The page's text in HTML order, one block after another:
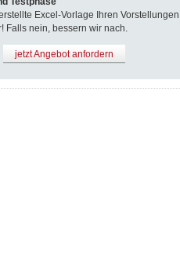
Excel-Vorlage Ihren
Falls nein, bessern wir nach.
jetzt Angebot anfordern